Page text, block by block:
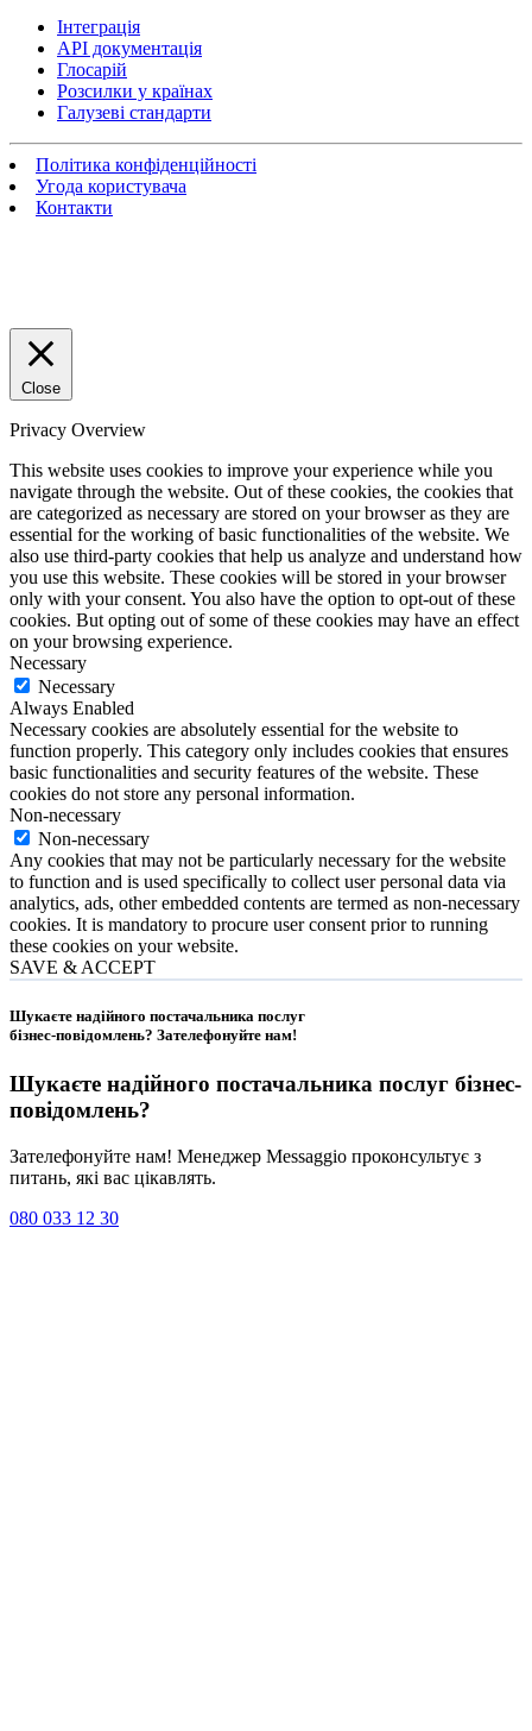
Інтеграція
API документація
Глосарій
Розсилки у країнах
Галузеві стандарти
Політика конфіденційності
Угода користувача
Контакти
Close
Privacy Overview
This website uses cookies to improve your experience while you
navigate through the website. Out of these cookies, the cookies that
are categorized as necessary are stored on your browser as they are
essential for the working of basic functionalities of the website. We
also use third-party cookies that help us analyze and understand how
you use this website. These cookies will be stored in your browser
only with your consent. You also have the option to opt-out of these
cookies. But opting out of some of these cookies may have an effect
on your browsing experience.
Necessary
Necessary
Always Enabled
Necessary cookies are absolutely essential for the website to
function properly. This category only includes cookies that ensures
basic functionalities and security features of the website. These
cookies do not store any personal information.
Non-necessary
Non-necessary
Any cookies that may not be particularly necessary for the website
to function and is used specifically to collect user personal data via
analytics, ads, other embedded contents are termed as non-necessary
cookies. It is mandatory to procure user consent prior to running
these cookies on your website.
SAVE & ACCEPT
Шукаєте надійного постачальника послуг
бізнес-повідомлень? Зателефонуйте нам!
Шукаєте надійного постачальника послуг бізнес-
повідомлень?
Зателефонуйте нам! Менеджер Messaggio проконсультує з
питань, які вас цікавлять.
080 033 12 30